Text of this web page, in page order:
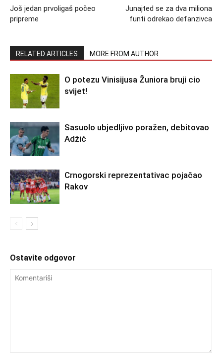
Još jedan prvoligaš počeo
pripreme
Junajted se za dva miliona
funti odrekao defanzivca
RELATED ARTICLES MORE FROM AUTHOR
O potezu Vinisijusa Žuniora bruji cio
svijet!
Sasuolo ubjedljivo poražen, debitovao
Adžić
Crnogorski reprezentativac pojačao
Rakov
Ostavite odgovor